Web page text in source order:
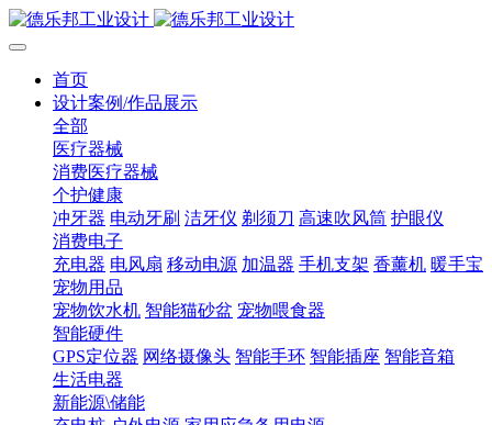
首页
设计案例/作品展示
全部
医疗器械
消费医疗器械
个护健康
冲牙器 电动牙刷 洁牙仪 剃须刀 高速吹风筒 护眼仪
消费电子
充电器 电风扇 移动电源 加温器 手机支架 香薰机 暖手宝
宠物用品
宠物饮水机 智能猫砂盆 宠物喂食器
智能硬件
GPS定位器 网络摄像头 智能手环 智能插座 智能音箱
生活电器
新能源\储能